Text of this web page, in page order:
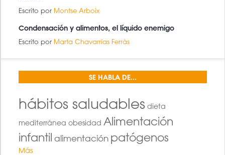
Escrito por Montse Arboix
Condensación y alimentos, el líquido enemigo
Escrito por Marta Chavarrías Ferràs
SE HABLA DE...
hábitos saludables dieta
mediterránea obesidad Alimentación
infantil alimentación patógenos
Más